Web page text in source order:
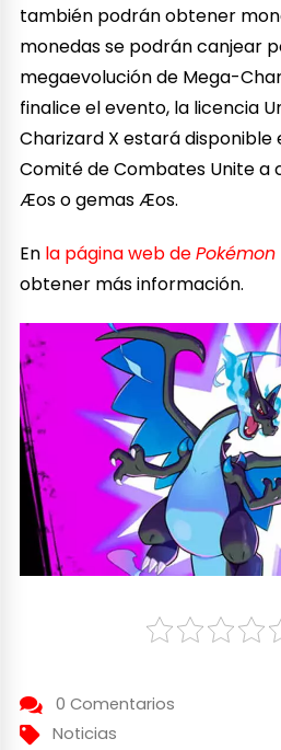
también podrán obtener
monedas se podrán canjear
megaevolución de Mega-
finalice el evento, la licencia
Charizard X estará disponible
Comité de Combates Unite a
Æos o gemas Æos.
En la página web dePokémon
obtener más información.
0 Comentarios
Noticias